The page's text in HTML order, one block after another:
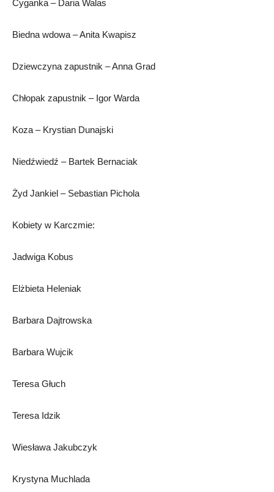
Cyganka – Daria Walas
Biedna wdowa – Anita Kwapisz
Dziewczyna zapustnik – Anna Grad
Chłopak zapustnik – Igor Warda
Koza – Krystian Dunajski
Niedźwiedź – Bartek Bernaciak
Żyd Jankiel – Sebastian Pichola
Kobiety w Karczmie:
Jadwiga Kobus
Elżbieta Heleniak
Barbara Dajtrowska
Barbara Wujcik
Teresa Głuch
Teresa Idzik
Wiesława Jakubczyk
Krystyna Muchlada